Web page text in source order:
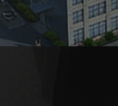
Después de
continuo, cuenta con